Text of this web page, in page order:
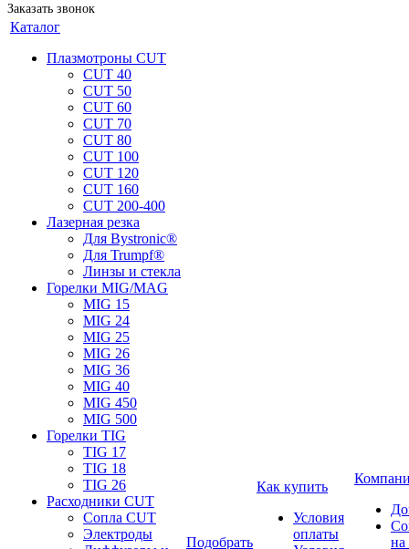
Заказать звонок
Каталог
Плазмотроны CUT
CUT 40
CUT 50
CUT 60
CUT 70
CUT 80
CUT 100
CUT 120
CUT 160
CUT 200-400
Лазерная резка
Для Bystronic®
Для Trumpf®
Линзы и стекла
Горелки MIG/MAG
MIG 15
MIG 24
MIG 25
MIG 26
MIG 36
MIG 40
MIG 450
MIG 500
Горелки TIG
TIG 17
TIG 18
TIG 26
Расходники CUT
Сопла CUT
Электроды
Подобрать
Как купить
Условия
оплаты
на